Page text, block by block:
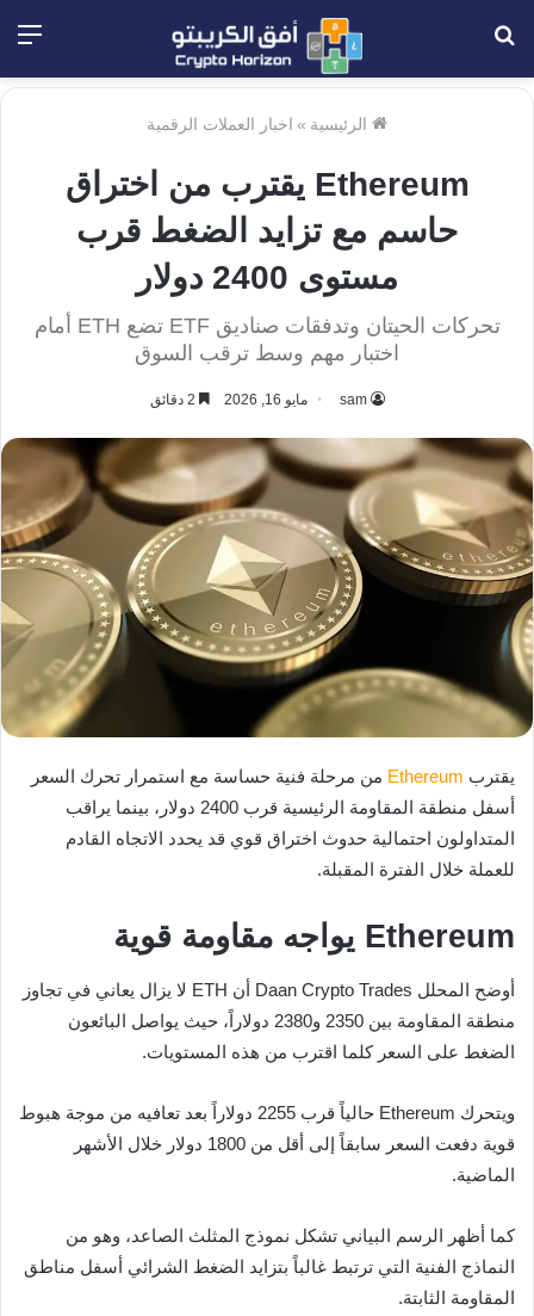
الرئيسية » اخبار العملات الرقمية
Ethereum يقترب من اختراق
حاسم مع تزايد الضغط قرب
مستوى 2400 دولار
تحركات الحيتان وتدفقات صناديق ETF تضع ETH أمام
اختبار مهم وسط ترقب السوق
sam مايو 16, 2026
يقترب Ethereum من مرحلة فنية حساسة مع استمرار تحرك السعر
أسفل منطقة المقاومة الرئيسية قرب 2400 دولار، بينما يراقب
المتداولون احتمالية حدوث اختراق قوي قد يحدد الاتجاه القادم
للعملة خلال الفترة المقبلة.
Ethereum يواجه مقاومة قوية
أوضح المحلل Daan Crypto Trades أن ETH لا يزال يعاني في تجاوز
منطقة المقاومة بين 2350 و2380 دولاراً، حيث يواصل البائعون
الضغط على السعر كلما اقترب من هذه المستويات.
ويتحرك Ethereum حالياً قرب 2255 دولاراً بعد تعافيه من موجة هبوط
قوية دفعت السعر سابقاً إلى أقل من 1800 دولار خلال الأشهر
الماضية.
كما أظهر الرسم البياني تشكل نموذج المثلث الصاعد، وهو من
النماذج الفنية التي ترتبط غالباً بتزايد الضغط الشرائي أسفل مناطق
المقاومة الثابتة.